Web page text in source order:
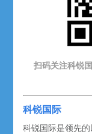
扫码关注科锐
科锐国际
科锐国际是领先